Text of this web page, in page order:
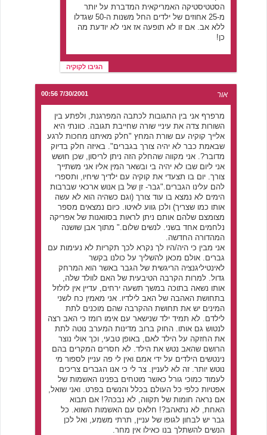
הסטטיסטיקה האמריקאית המדברת על יותר
מ-25 אחוזים של ילדים החל משנות ה-50 שגדלו
ללא אב. אם זו לא תופעה אז אני לא יודעת מה
כן!
הגיבו לקוקיה
אור 7/30/2001 00:56
מרפרף אני בין התגובות לכתבה המפרגנת, ולפתע בין
השורות צדה את עיניי שורה שחייבת תגובה. כוונתי היא
אלייך קוקיה עם שורת המחץ "חלק מאיתנו מחכות לרגע
שבאמת כבר לא יהיה צורך בגברים". באיזה חלק בדיוק
מדובר?. אני מקווה שהחלק הזה ניתן לריסון, שכן חושש
אני ליום שבו לא יהיה בי ובשאר המין אליו אני משתייך
צורך. יום בו תצעדי את קוקיה עם ילדיך שיחיו, ותספרי
להם עלינו הגברים."גבר- זן של בן אנוש ארכאי שברבות
הימים לא נמצא בו עוד צורך (וגם כשהיה הוא לא עשה
אותו כמו שצריך) ולכן גווע לאיטו. כיום נמצאים מספר
מצומצם שלהם אותם ניתן לראות בסוואנות של אפריקה
נלחמים אחד בשני. לנשים שלום." מתוך אבן שושנה
המהדורה החדשה.
אני מבין כי היה/היו לך נקרא לכך תקריות לא נעימות עם
גברים. אולם מכאן להשליך על כולנו בקשר
לאינטיליגנציה הריגשית של הגבר באשר הוא המרחק
גדול. למרות הקרבה הטיבעית של האם לוולד שלה,
אותו נשאה בתוכה במשך תשעה ירחים, עדיין אין לזלזל
בתחושת האהבה של האב לילדיו. אני מאמין כח לשני
המינים יש את תחושת ההקרבה שהם מוכנים לתת
לילדם. לא תמיד ילד שנישאר עם אימו רומז כי האב רצה
לנטוש גם אותו. החוק ברוב מדינות המערב נוטה לתת
את החזקה על הילד לאם, באופן טבעי, וכך אולי נוצר
הרושם שהאב נטש את הילד. לא חסרים המקרים בהם
נינטשים הילדים על ידי אמם ואין לי פה עניין לספור מי
נוטש יותר. זה לא לעניין. צר לי כי אנו הגברים צריכים
לעמוד כמוכי גורל כאשר מוטחים בפנינו האשמות של
אפטיות כלפי כל העולם בכלל והנשים בפרט. ואני שואל,
אם נראה חומות של תקווה, לא נבכה?! אם תבוא
האחת, לא נתאהב?! חלאס עם האשמות השווא. כל
גבר יש לבחון לגופו של עניין, תרתי משמע, ואל לכן
הנשים להשתלך בנו כאילו אין מחר.